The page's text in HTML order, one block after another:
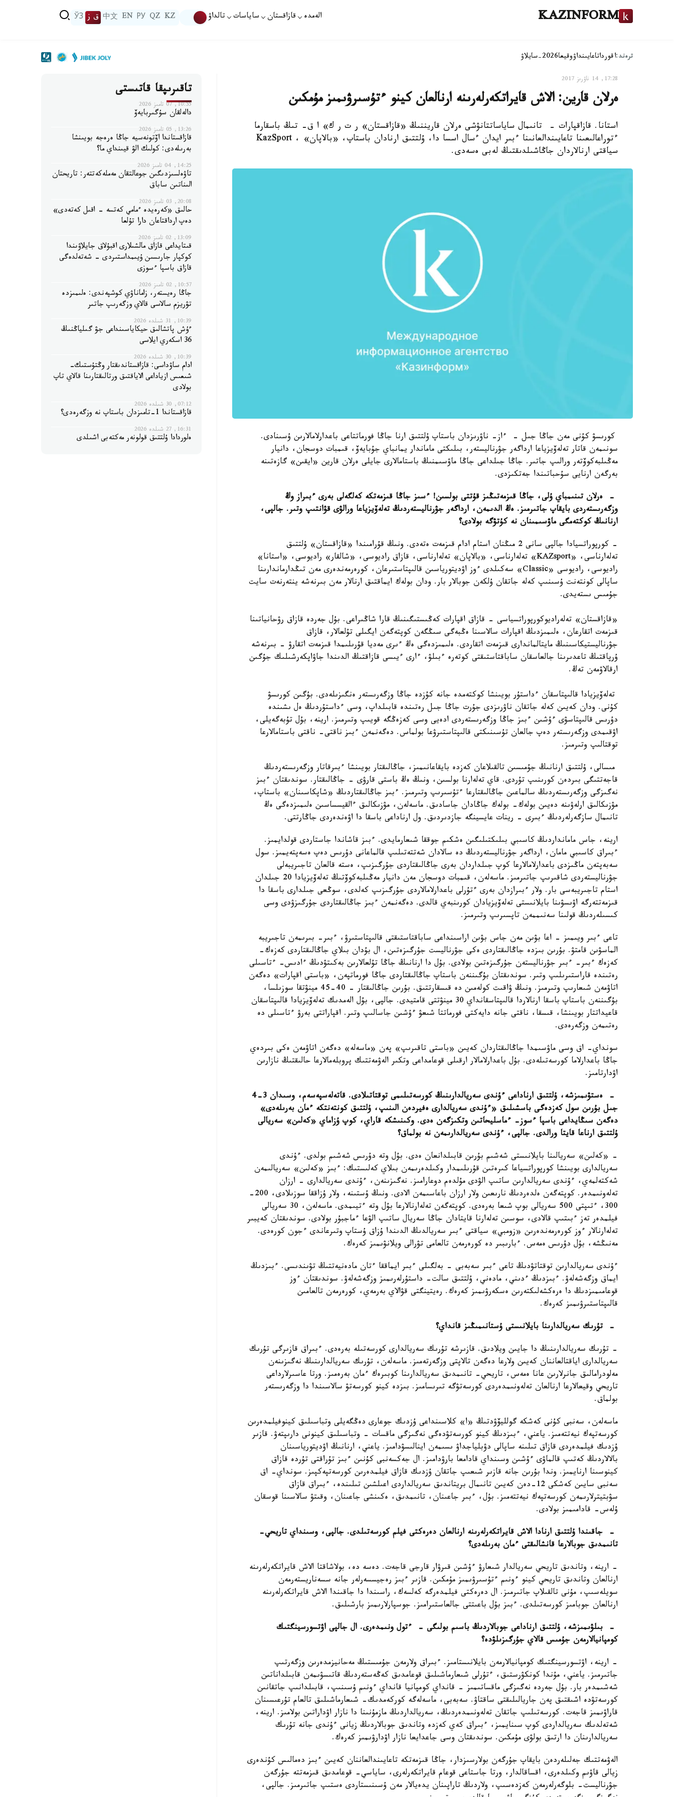
KAZINFORM الەمدە قازاقستان ساياسات تالداۋ KZ
QZ
РУ
EN
中文 ق ز ЎЗ
ترەند:اقورداتاعايىنداۋوقيعا2026-سايلاۋ
17:28, 14 ناۋرىز 2017
ەرلان قارين: الاش قايراتكەرلەرىنە ارنالعان كينو ءتۇسىرۋىمىز مۇمكىن
استانا. قازاقپارات - تانىمال ساياساتتانۋشى ەرلان قاريننىڭ «قازاقستان» ر ت ر ك» ا ق- تىڭ باسقارما
ءتوراعالىعىنا تاعايىندالعانىنا ءبىر ايدان ءسال اسسا دا، ۇلتتىق ارنادان باستاپ، «بالاپان» ، KazSport
سياقتى ارنالاردان جاڭاشىلدىقتىڭ لەبى ەسەدى.
كورىسۋ كۇنى مەن جاڭا جىل - ءاز- ناۋرىزدان باستاپ ۇلتتىق ارنا جاڭا فورماتتاعى باعدارلامالارىن ۇسىنادى.
سونىمەن قاتار تەلەۆيزياعا ارداگەر جۋرناليستەر، بىلىكتى ماماندار يمانباي جۇبايەۆ، قىمبات دوسجان، دانيار
مەڭىلبەكوۆتەر ورالىپ جاتىر. جاڭا جىلداعى جاڭا ماۋسىمنىڭ باستامالارى جايلى ەرلان قارين «ايقىن» گازەتىنە
بەرگەن ارنايى سۇحباتىندا جەتكىزدى.
- ەرلان تىنىمباي ۇلى، جاڭا قىزمەتىڭىز قۇتتى بولسىن! ءسىز جاڭا قىزمەتكە كەلگەلى بەرى ءبىراز وڭ
وزگەرىستەردى بايقاپ جاتىرمىز. ەڭ الدىمەن، ارداگەر جۋرناليستەردىڭ تەلەۆيزياعا ورالۋى قۋانتىپ وتىر. جالپى،
ارنانىڭ كوكتەمگى ماۋسىمىنان نە كۇتۋگە بولادى؟
- كورپوراتسيادا جالپى سانى 2 مىڭنان استام ادام قىزمەت ەتەدى. ونىڭ قۇرامىندا «قازاقستان» ۇلتتىق
تەلەارناسى، «KAZsport» تەلەارناسى، «بالاپان» تەلەارناسى، قازاق راديوسى، «شالقار» راديوسى، «استانا»
راديوسى، راديوسى «Classic» سەكىلدى ءوز اۋديتورياسىن قالىپتاستىرعان، كورەرمەندەرى مەن تىڭدارماندارىنا
ساپالى كونتەنت ۇسىنىپ كەلە جاتقان ۇلكەن جوبالار بار. ودان بولەك ايماقتىق ارنالار مەن بىرنەشە ينتەرنەت سايت
جۇمىس ىستەيدى.
«قازاقستان» تەلەراديوكورپوراتسياسى - قازاق اقپارات كەڭىستىگىنىڭ قارا شاڭىراعى. بۇل جەردە قازاق رۋحانياتىنا
قىزمەت اتقارعان، ەلىمىزدىڭ اقپارات سالاسىنا ەڭبەگى سىڭگەن كوپتەگەن ايگىلى تۇلعالار، قازاق
جۋرناليستيكاسىنىڭ مايتالماندارى قىزمەت اتقاردى. ەلىمىزدەگى ەڭ ءىرى مەديا قۇرىلىمدا قىزمەت اتقارۋ - بىرنەشە
ۇرپاقتىڭ تاعدىرىنا جالعاسقان ساباقتاستىقتى كوتەرە ءبىلۋ، ءارى ءيىسى قازاقتىڭ الدىندا جاۋاپكەرشىلىك جۇگىن
ارقالاۋمەن تەڭ.
تەلەۆيزيادا قالىپتاسقان ءداستۇر بويىنشا كوكتەمدە جانە كۇزدە جاڭا وزگەرىستەر ەنگىزىلەدى. بۇگىن كورىسۋ
كۇنى. ودان كەيىن كەلە جاتقان ناۋرىزدى جۇرت جاڭا جىل رەتىندە قابىلداپ، وسى ءداستۇردىڭ ەل ىشىندە
دۇرىس قالىپتاسۋى ءۇشىن ءبىز جاڭا وزگەرىستەردى ادەيى وسى كەزەڭگە قويىپ وتىرمىز. ارينە، بۇل تۇبەگەيلى،
اۋقىمدى وزگەرىستەر دەپ جالعان تۇسىنىكتى قالىپتاستىرۋعا بولماس. دەگەنمەن ءبىز ناقتى- ناقتى باستامالارعا
توقتالىپ وتىرمىز.
مىسالى، ۇلتتىق ارنانىڭ جۇمىسىن تالقىلاعان كەزدە بايقاعانىمىز، جاڭالىقتار بويىنشا ءبىرقاتار وزگەرىستەردىڭ
قاجەتتىگى بىردەن كورىنىپ تۇردى. قاي تەلەارنا بولسىن، ونىڭ ەڭ باستى قارۋى - جاڭالىقتار. سوندىقتان ءبىز
نەگىزگى وزگەرىستەردىڭ سالماعىن جاڭالىقتارعا ءتۇسىرىپ وتىرمىز. ءبىز جاڭالىقتاردىڭ «شاپكاسىنان» باستاپ،
مۋزىكالىق ارلەۋىنە دەيىن بولەك- بولەك جاڭادان جاسادىق. ماسەلەن، مۋزىكالىق ءالقيسساسىن ەلىمىزدەگى ەڭ
تانىمال سازگەرلەردىڭ ءبىرى - رينات عايسينگە جازدىردىق. ول ارناداعى باسقا دا اۋەندەردى جاڭارتتى.
ارينە، جاس مامانداردىڭ كاسىبي بىلىكتىلىگىن ەشكىم جوققا شىعارمايدى. ءبىز قاشاندا جاستاردى قولدايمىز.
ءبىراق كاسىبي مامان، ارداگەر جۋرناليستەردىڭ دە سالادان شەتتەتىلىپ قالماعانى دۇرىس دەپ ەسەپتەيمىز. سول
سەبەپتەن ماڭىزدى باعدارلامالارعا كوپ جىلداردان بەرى جاڭالىقتاردى جۇرگىزىپ، ەستە قالعان تاجىريبەلى
جۋرناليستەردى شاقىرىپ جاتىرمىز. ماسەلەن، قىمبات دوسجان مەن دانيار مەڭىلبەكوۆتىڭ تەلەۆيزيادا 20 جىلدان
استام تاجىريبەسى بار. ولار ءبىرازدان بەرى ءتۇرلى باعدارلامالاردى جۇرگىزىپ كەلدى، سوڭعى جىلدارى باسقا دا
قىزمەتتەرگە اۋىسۋىنا بايلانىستى تەلەۆيزيادان كورىنبەي قالدى. دەگەنمەن ءبىز جاڭالىقتاردى جۇرگىزۋدى وسى
كىسىلەردىڭ قولىنا سەنىممەن تاپسىرىپ وتىرمىز.
تاعى ءبىر ويىمىز - اعا بۋىن مەن جاس بۋىن اراسىنداعى ساباقتاستىقتى قالىپتاستىرۋ، ءبىر- بىرىمەن تاجىريبە
الماسۋىن قامتۋ. بۇرىن بىزدە جاڭالىقتاردى ەكى جۋرناليست جۇرگىزەتىن، ال بۇدان بىلاي جاڭالىقتاردى كەزەك-
كەزەك ءبىر- ءبىر جۋرناليستەن جۇرگىزەتىن بولادى. بۇل دا ارنانىڭ جاڭا تۇلعالارىن بەكىتۋدىڭ ءادىس- ءتاسىلى
رەتىندە قاراستىرىلىپ وتىر. سوندىقتان بۇگىننەن باستاپ جاڭالىقتاردى جاڭا فورماتپەن، «باستى اقپارات» دەگەن
اتاۋمەن شىعارىپ وتىرمىز. ونىڭ ۋاقىت كولەمىن دە قىسقارتتىق. بۇرىن جاڭالىقتار - 40-45 مينۋتقا سوزىلسا،
بۇگىننەن باستاپ باسقا ارنالاردا قالىپتاسقانداي 30 مينۋتتى قامتيدى. جالپى، بۇل الەمدىك تەلەۆيزيادا قالىپتاسقان
قاعيداتتار بويىنشا، قىسقا، ناقتى جانە دايەكتى فورماتتا شىعۋ ءۇشىن جاسالىپ وتىر. اقپاراتتى بەرۋ ءتاسىلى دە
رەتىمەن وزگەرەدى.
سونداي- اق وسى ماۋسىمدا جاڭالىقتاردان كەيىن «باستى تاقىرىپ» پەن «ماسەلە» دەگەن اتاۋمەن ەكى بىردەي
جاڭا باعدارلاما كورسەتىلەدى. بۇل باعدارلامالار ارقىلى قوعامداعى وتكىر الەۋمەتتىك پروبلەمالارعا حالىقتىڭ نازارىن
اۋدارتامىز.
- ەستۋىمىزشە، ۇلتتىق ارناداعى ءۇندى سەريالدارىنىڭ كورسەتىلىمى توقتاتىلادى. قاتەلەسپەسەم، وسىدان 3-4
جىل بۇرىن سول كەزدەگى باسشىلىق «ءۇندى سەريالدارى ەفيردەن الىنىپ، ۇلتتىق كونتەنتكە ءمان بەرىلەدى»
دەگەن سىڭايداعى باسپا ءسوز- ءماسليحاتىن وتكىزگەن ەدى. وكىنىشكە قاراي، كوپ ۇزاماي «كەلىن» سەريالى
ۇلتتىق ارناعا قايتا ورالدى. جالپى، ءۇندى سەريالدارىمەن نە بولماق؟
- «كەلىن» سەريالىنا بايلانىستى شەشىم بۇرىن قابىلدانعان ەدى. بۇل وتە دۇرىس شەشىم بولدى. ءۇندى
سەريالدارى بويىنشا كورپوراتسياعا كىرەتىن قۇرىلىمدار وكىلدەرىمەن بىلاي كەلىستىك: ءبىز «كەلىن» سەريالىمەن
شەكتەلمەي، ءۇندى سەريالدارىن ساتىپ الۋدى مۇلدەم دوعارامىز. نەگىزىنەن، ءۇندى سەريالدارى - ارزان
تەلەونىمدەر. كوپتەگەن ەلدەردىڭ نارىعىن ولار ارزان باعاسىمەن الادى. ونىڭ ۇستىنە، ولار ۇزاققا سوزىلادى، 200-
300، ءتىپتى 500 سەريالى بوپ شىعا بەرەدى. كوپتەگەن تەلەارنالارعا بۇل وتە ءتيىمدى. ماسەلەن، 30 سەريالى
فيلمدەر تەز ءبىتىپ قالادى، سوسىن تەلەارنا قايتادان جاڭا سەريال ساتىپ الۋعا ءماجبۇر بولادى. سوندىقتان كەيبىر
تەلەارنالار ءوز كورەرمەندەرىن «زومبي» سياقتى ءبىر سەريالدىڭ الدىندا ۇزاق ۇستاپ وتىرعاندى ءجون كورەدى.
مەنىڭشە، بۇل دۇرىس ەمەس. ءبارىبىر دە كورەرمەن تالعامى تۋرالى ويلانۋىمىز كەرەك.
ءۇندى سەريالدارىن توقتاتۋدىڭ تاعى ءبىر سەبەبى - بەلگىلى ءبىر ايماققا ءتان مادەنيەتتىڭ تۋىندىسى. ءبىزدىڭ
ايماق وزگەشەلەۋ. ءبىزدىڭ ءدىني، مادەني، ۇلتتىق سالت- داستۇرلەرىمىز وزگەشەلەۋ. سوندىقتان ءوز
قوعامىمىزدىڭ دا ەرەكشەلىكتەرىن ەسكەرۋىمىز كەرەك. رەيتينگتى قۋالاي بەرمەي، كورەرمەن تالعامىن
قالىپتاستىرۋىمىز كەرەك.
- تۇرىك سەريالدارىنا بايلانىستى ۇستانىمىڭىز قانداي؟
- تۇرىك سەريالدارىنىڭ دا جايىن ويلادىق. قازىرشە تۇرىك سەريالدارى كورسەتىلە بەرەدى. ءبىراق قازىرگى تۇرىك
سەريالدارى اياقتالعاننان كەيىن ولارعا دەگەن تالاپتى وزگەرتەمىز. ماسەلەن، تۇرىك سەريالدارىنىڭ نەگىزىنەن
مەلودرامالىق جانرلارىن عانا ەمەس، تاريحي- تانىمدىق سەريالدارىنا كوبىرەك ءمان بەرەمىز. ورتا عاسىرلارداعى
تاريحي وقيعالارعا ارنالعان تەلەونىمدەردى كورسەتۋگە تىرىسامىز. بىزدە كينو كورسەتۋ سالاسىندا دا وزگەرىستەر
بولماق.
ماسەلەن، سەنبى كۇنى كەشكە گولليۆۋدتىڭ «ا» كلاسىنداعى ۇزدىك جوعارى دەڭگەيلى وتباسىلىق كينوفيلمدەرىن
كورسەتپەك نيەتتەمىز. ياعني، ءبىزدىڭ كينو كورسەتۋدەگى نەگىزگى ماقسات - وتباسىلىق كينونى دارىپتەۋ. قازىر
ۇزدىك فيلمدەردى قازاق تىلىنە ساپالى دۋبلياجداۋ ىسىمەن اينالىسۋدامىز. ياعني، ارنانىڭ اۋديتورياسىنان
بالالاردىڭ كەتىپ قالماۋى ءۇشىن وسىنداي قادامعا بارۋدامىز. ال جەكسەنبى كۇنىن ءبىز تۇراقتى تۇردە قازاق
كينوسىنا ارنايمىز. وندا بۇرىن جانە قازىر شىعىپ جاتقان ۇزدىك قازاق فيلمدەرىن كورسەتپەكپىز. سونداي- اق
سەنبى سايىن كەشكى 12-دەن كەيىن تانىمال بريتاندىق سەريالداردى اعىلشىن تىلىندە، ءبىراق قازاق
سۋبتيترلارىمەن كورسەتپەك نيەتتەمىز. بۇل، ءبىر جاعىنان، تانىمدىق، ەكىنشى جاعىنان، وقىتۋ سالاسىنا قوسقان
ۇلەس- قادامىمىز بولادى.
- جاقىندا ۇلتتىق ارنادا الاش قايراتكەرلەرىنە ارنالعان دەرەكتى فيلم كورسەتىلدى. جالپى، وسىنداي تاريحي-
تانىمدىق جوبالارعا قانشالىقتى ءمان بەرىلەدى؟
- ارينە، وتاندىق تاريحي سەريالدار شىعارۋ ءۇشىن قىرۋار قارجى قاجەت. دەسە دە، بولاشاقتا الاش قايراتكەرلەرىنە
ارنالعان وتاندىق تاريحي كينو ءونىم ءتۇسىرۋىمىز مۇمكىن. قازىر ءبىز رەجيسسەرلەر جانە سسەناريستەرمەن
سويلەسىپ، مۇنى تالقىلاپ جاتىرمىز. ال دەرەكتى فيلمدەرگە كەلسەك، راسىندا دا جاقىندا الاش قايراتكەرلەرىنە
ارنالعان جوبامىز كورسەتىلدى. ءبىز بۇل باعىتتى جالعاستىرامىز. جوسپارلارىمىز بارشىلىق.
- بىلۋىمىزشە، ۇلتتىق ارناداعى جوبالاردىڭ باسىم بولىگى - ءتول ونىمدەرى. ال جالپى اۋتسورسينگتىك
كومپانيالارمەن جۇمىس قالاي جۇرگىزىلۋدە؟
- ارينە، اۋتسورسينگتىك كومپانيالارمەن بايلانىستامىز. ءبىراق ولارمەن جۇمىستىڭ مەحانيزمدەرىن وزگەرتىپ
جاتىرمىز. ياعني، مۇندا كونكۋرستىق، ءتۇرلى شىعارماشىلىق قوعامدىق كەڭەستەردىڭ قاتىسۋىمەن قابىلداناتىن
شەشىمدەر بار. بۇل جەردە نەگىزگى ماقساتىمىز - قانداي كومپانيا قانداي ءونىم ۇسىنىپ، قابىلدانىپ جاتقانىن
كورسەتۋدە اشىقتىق پەن جاريالىلىقتى ساقتاۋ. سەبەبى، ماسەلەگە كوركەمدىك- شىعارماشىلىق تالعام تۇرعىسىنان
قاراۋىمىز قاجەت. كورسەتىلىپ جاتقان تەلەونىمدەردىڭ، سەريالداردىڭ مازمۇنىنا دا نازار اۋداراتىن بولامىز. ارينە،
شەتەلدىك سەريالداردى كوپ سىنايمىز، ءبىراق كەي كەزدە وتاندىق جوبالاردىڭ زيانى ءۇندى جانە تۇرىك
سەريالدارىنان دا ارتىق بولۋى مۇمكىن. سوندىقتان وسى جاعدايعا نازار اۋدارۋىمىز كەرەك.
الەۋمەتتىك جەلىلەردەن بايقاپ جۇرگەن بولارسىزدار، جاڭا قىزمەتكە تاعايىندالعاننان كەيىن ءبىز دەمالىس كۇندەرى
زيالى قاۋىم وكىلدەرى، اقساقالدار، ورتا جاستاعى قوعام قايراتكەرلەرى، ساياسي- قوعامدىق قىزمەتتە جۇرگەن
جۋرناليست- بلوگەرلەرمەن كەزدەسىپ، ولاردىڭ تاراپىنان يدەيالار مەن ۇسىنىستاردى ەستىپ جاتىرمىز. جالپى،
تاقىرىپقا قاتىستى
10:55, 07 تامىز 2026
دالەلقان سۇگىربايەۆ
13:26, 05 تامىز 2026
قازاقستاندا اۆتونەسيە جاڭا ەرەجە بويىنشا
بەرىلەدى: كولىك الۋ قيىنداي ما؟
14:25, 04 تامىز 2026
تاۋەلسىزدىگىن جوعالتقان مەملەكەتتەر: تاريحتان
الىناتىن ساباق
20:08, 03 تامىز 2026
حالىق «كەرەيدە ءمامي كەتسە - اقىل كەتەدى»
دەپ ارداقتاعان دارا تۇلعا
13:09, 02 تامىز 2026
قىتايداعى قازاق مالشىلارى اقبۇلاق جايلاۋىندا
كوكپار جارىسىن ۇيىمداستىردى - شەتەلدەگى
قازاق باسپا ءسوزى
10:57, 02 تامىز 2026
جاڭا رەيستەر، زاماناۋي كوشپەندى: ەلىمىزدە
تۋريزم سالاسى قالاي وزگەرىپ جاتىر
10:39, 31 شىلدە 2026
ءۇش پاتشالىق حيكاياسىنداعى جۋ گىلياڭنىڭ
36 اسكەري ايلاسى
10:39, 30 شىلدە 2026
ادام ساۋداسى: قازاقستاندىقتار وڭتۇستىك-
شىعىس ازياداعى الاياقتىق ورتالىقتارىنا قالاي تاپ
بولادى
07:12, 30 شىلدە 2026
قازاقستاندا 1-تامىزدان باستاپ نە وزگەرەدى؟
16:31, 27 شىلدە 2026
ەلوردادا ۇلتتىق قولونەر مەكتەبى اشىلدى